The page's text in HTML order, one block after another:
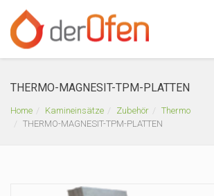
THERMO-MAGNESIT-TPM-PLATTEN
Home Kamineinsätze Zubehör
Thermo
THERMO-MAGNESIT-TPM-PLATTEN